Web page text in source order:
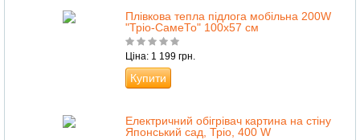
Плівкова тепла підлога мобільна 200W
"Тріо-СамеТо" 100х57 см
Ціна: 1 199 грн.
Купити
Електричний обігрівач картина на стіну
Японський сад, Тріо, 400 W